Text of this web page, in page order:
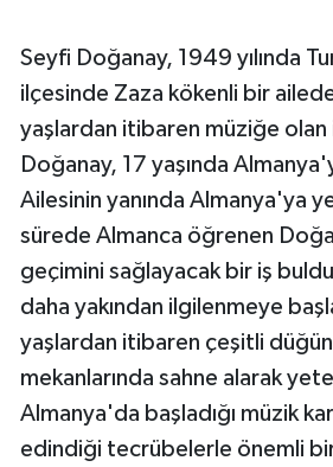
Seyfi Doğanay, 1949 yılında
ilçesinde Zaza kökenli bir
yaşlardan itibaren müziğe olan
Doğanay, 17 yaşında
Ailesinin yanında Almanya'ya
sürede Almanca öğrenen
geçimini sağlayacak bir iş
daha yakından ilgilenmeye
yaşlardan itibaren çeşitli
mekanlarında sahne alarak
Almanya'da başladığı müzik
edindiği tecrübelerle önemli